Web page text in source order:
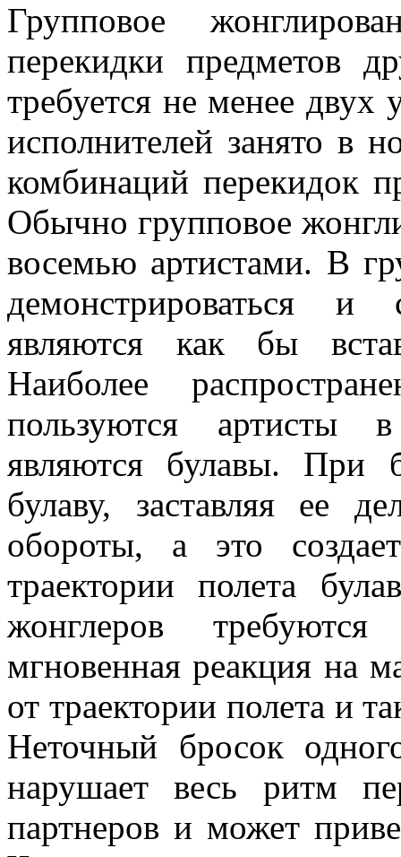
Групповое
перекидки предметов
требуется не менее
исполнителей занято в
комбинаций перекидок
Обычно групповое
восемью артистами. В
демонстрироваться и
являются как бы
Наиболее
пользуются артисты
являются булавы. При
булаву, заставляя ее
обороты, а это
траектории полета
жонглеров
мгновенная реакция на
от траектории полета и
Неточный бросок
нарушает весь ритм
партнеров и может